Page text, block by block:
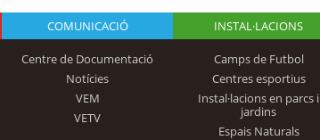
COMUNICACIÓ
Centre de Documentació
Notícies
VEM
VETV
INSTAL·LACIONS
Camps de Futbol
Centres esportius
Instal·lacions en parcs i
jardins
Espais Naturals